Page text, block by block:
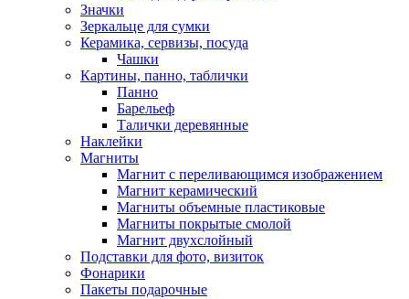
Значки
Зеркальце для сумки
Керамика, сервизы, посуда
Чашки
Картины, панно, таблички
Панно
Барельеф
Талички деревянные
Наклейки
Магниты
Магнит с переливающимся изображением
Магнит керамический
Магниты объемные пластиковые
Магниты покрытые смолой
Магнит двухслойный
Подставки для фото, визиток
Фонарики
Пакеты подарочные